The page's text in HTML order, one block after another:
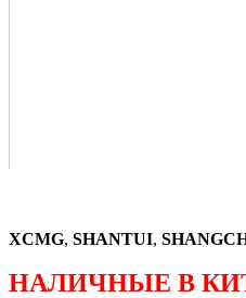
XCMG, SHANTUI,
НАЛИЧНЫЕ В